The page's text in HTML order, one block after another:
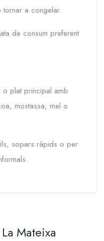
a congelar.
de consum preferent
o plat principal amb
mostassa, mel o
sopars ràpids o per
Mateixa